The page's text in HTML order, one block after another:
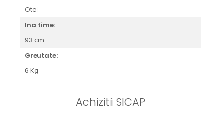
Otel
Inaltime:
93 cm
Greutate:
6 Kg
Achizitii SICAP